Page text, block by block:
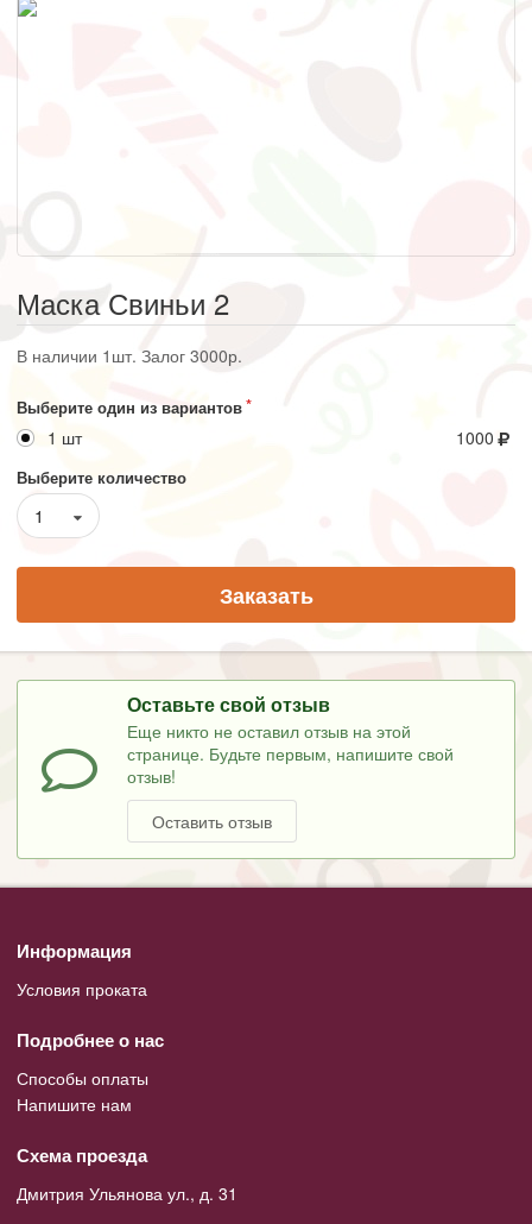
Маска Свиньи 2
В наличии 1шт. Залог 3000р.
Выберите один из вариантов
1 шт 1000
Выберите количество
1
Заказать
Оставьте свой отзыв
Еще никто не оставил отзыв на этой
странице. Будьте первым, напишите свой
отзыв!
Оставить отзыв
Информация
Условия проката
Подробнее о нас
Способы оплаты
Напишите нам
Схема проезда
Дмитрия Ульянова ул., д. 31